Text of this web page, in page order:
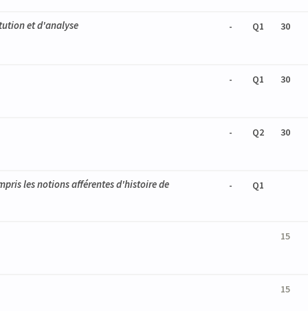
et d'analyse - Q1 30
- Q1 30
- Q2 30
les notions afférentes d'histoire de - Q1
15
15